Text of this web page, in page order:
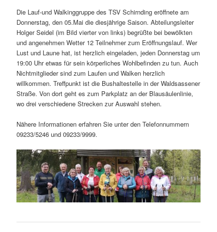
Die Lauf-und Walkinggruppe des TSV Schirnding eröffnete am
Donnerstag, den 05.Mai die diesjährige Saison. Abteilungsleiter
Holger Seidel (im Bild vierter von links) begrüßte bei bewölkten
und angenehmen Wetter 12 Teilnehmer zum Eröffnungslauf. Wer
Lust und Laune hat, ist herzlich eingeladen, jeden Donnerstag um
19:00 Uhr etwas für sein körperliches Wohlbefinden zu tun. Auch
Nichtmitglieder sind zum Laufen und Walken herzlich
willkommen. Treffpunkt ist die Bushaltestelle in der Waldsassener
Straße. Von dort geht es zum Parkplatz an der Blausäulenlinie,
wo drei verschiedene Strecken zur Auswahl stehen.
Nähere Informationen erfahren Sie unter den Telefonnummern
09233/5246 und 09233/9999.